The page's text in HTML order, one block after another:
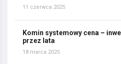
11 czerwca 2025
Komin systemowy cena –
przez lata
18 marca 2025